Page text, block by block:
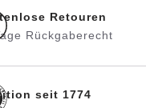
Retouren
Rückgaberecht
seit 1774